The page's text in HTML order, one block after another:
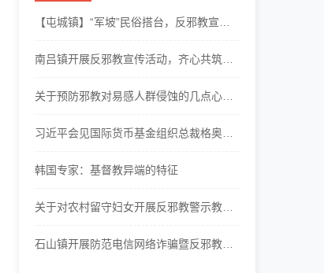
【屯城镇】“军坡”民俗搭台，反邪教宣传
南吕镇开展反邪教宣传活动，齐心共筑反
关于预防邪教对易感人群侵蚀的几点心理
习近平会见国际货币基金组织总裁格奥尔
韩国专家：基督教异端的特征
关于对农村留守妇女开展反邪教警示教育
石山镇开展防范电信网络诈骗暨反邪教宣